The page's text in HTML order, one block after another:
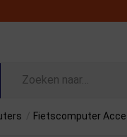
Fietscomputer